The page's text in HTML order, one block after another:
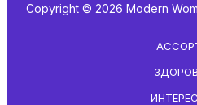
Copyright © 2026 Modern